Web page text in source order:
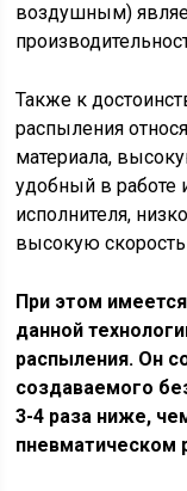
воздушным)
Также к
распыления
материала,
удобный в
исполнителя,
высокую
При этом
данной
распыления. Он
создаваемого
3-4 раза ниже,
пневматическом